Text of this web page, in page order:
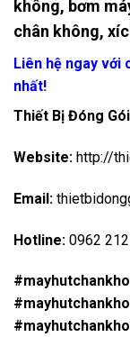
không, bơm
chân không,
Liên hệ ngay
nhất!
Thiết Bị Đóng Gói
Website: http://
Email:
Hotline: 0962